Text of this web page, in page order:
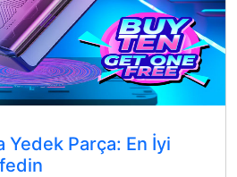
Yedek Parça: En İyi